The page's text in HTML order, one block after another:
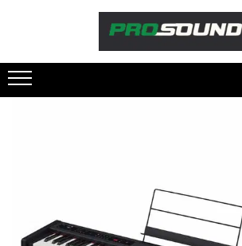
Sonorizare / PA
Cabluri si conectori